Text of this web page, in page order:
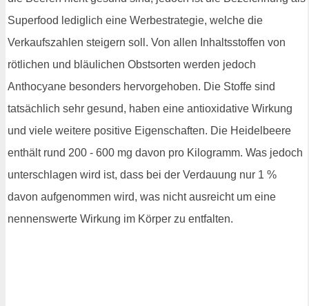
Superfood lediglich eine Werbestrategie, welche die
Verkaufszahlen steigern soll. Von allen Inhaltsstoffen von
rötlichen und bläulichen Obstsorten werden jedoch
Anthocyane besonders hervorgehoben. Die Stoffe sind
tatsächlich sehr gesund, haben eine antioxidative Wirkung
und viele weitere positive Eigenschaften. Die Heidelbeere
enthält rund 200 - 600 mg davon pro Kilogramm. Was jedoch
unterschlagen wird ist, dass bei der Verdauung nur 1 %
davon aufgenommen wird, was nicht ausreicht um eine
nennenswerte Wirkung im Körper zu entfalten.